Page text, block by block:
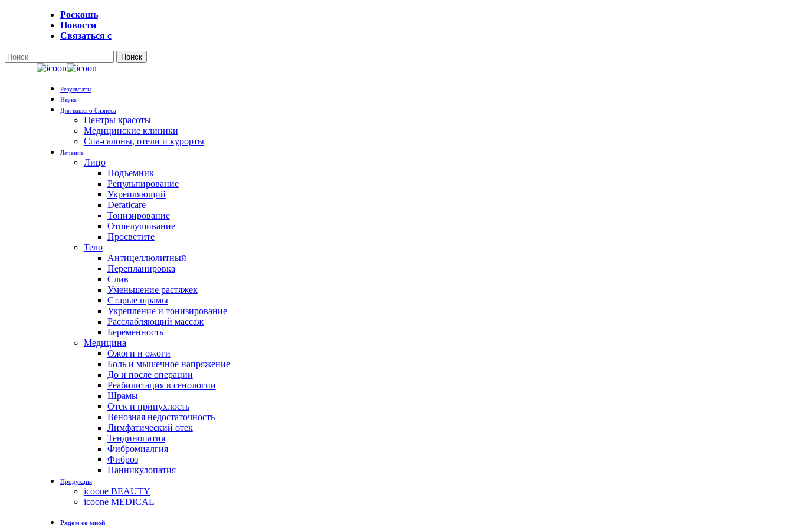
Роскошь
Новости
Связаться с
Поиск
МенюРезультаты
Наука
Для вашего бизнеса
Центры красоты
Медицинские клиники
Спа-салоны, отели и курорты
Лечение
Лицо
Подъемник
Репульпирование
Укрепляющий
Defaticare
Тонизирование
Отшелушивание
Просветите
Тело
Антицеллюлитный
Перепланировка
Слив
Уменьшение растяжек
Старые шрамы
Укрепление и тонизирование
Расслабляющий массаж
Беременность
Медицина
Ожоги и ожоги
Боль и мышечное напряжение
До и после операции
Реабилитация в сенологии
Шрамы
Отек и припухлость
Венозная недостаточность
Лимфатический отек
Тендинопатия
Фибромиалгия
Фиброз
Панникулопатия
Продукция
icoone BEAUTY
icoone MEDICAL
Рядом со мной